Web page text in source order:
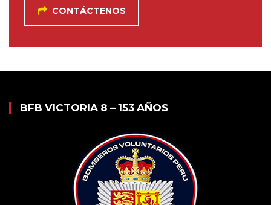
CONTÁCTENOS
BFB VICTORIA 8 – 153 AÑOS